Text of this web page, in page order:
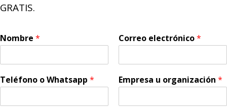
GRATIS.
Nombre * Correo electrónico*
Teléfono o Whatsapp * Empresa u organización *